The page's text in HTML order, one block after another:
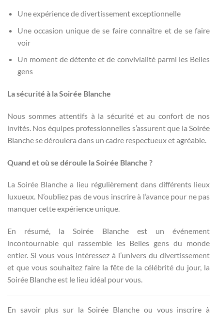
Une expérience de divertissement exceptionnelle
Une occasion unique de se faire connaître et de se faire
voir
Un moment de détente et de convivialité parmi les Belles
gens
La sécurité à la Soirée Blanche
Nous sommes attentifs à la sécurité et au confort de nos
invités. Nos équipes professionnelles s’assurent que la Soirée
Blanche se déroulera dans un cadre respectueux et agréable.
Quand et où se déroule la Soirée Blanche ?
La Soirée Blanche a lieu régulièrement dans différents lieux
luxueux. N’oubliez pas de vous inscrire à l’avance pour ne pas
manquer cette expérience unique.
En résumé, la Soirée Blanche est un événement
incontournable qui rassemble les Belles gens du monde
entier. Si vous vous intéressez à l’univers du divertissement
et que vous souhaitez faire la fête de la célébrité du jour, la
Soirée Blanche est le lieu idéal pour vous.
En savoir plus sur la Soirée Blanche ou vous inscrire à